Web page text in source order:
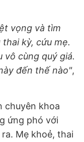
vọng và tìm
kỳ, cứu mẹ.
vô cùng quý giá.
đến thế nào",
chuyên khoa
ứng phó với
Mẹ khoẻ, thai